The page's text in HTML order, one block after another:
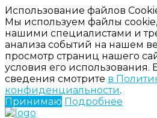
Использование файлов
Мы используем файлы
нашими специалистами и
анализа событий на нашем
просмотр страниц нашего
условия его
сведения смотрите в
конфиденциальности.
Принимаю Подробнее